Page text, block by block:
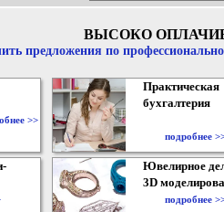
ВЫСОКО
предложения по
>>
Практическая
бухгалтерия
подробнее
Ювелирное
3D
подробнее